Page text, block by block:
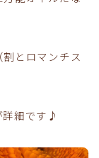
とロマンチス
詳細です♪